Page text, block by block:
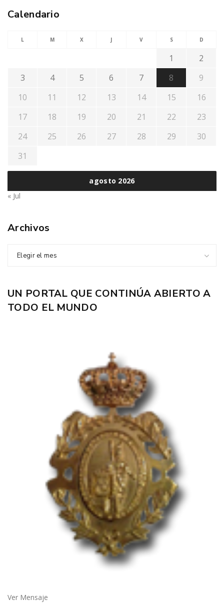
Calendario
agosto 2026
L M X J V S D
1
2
3
4 5 6 7 8
9
10
11 12 13 14 15
16
17
18 19 20 21 22
23
24
25 26 27 28 29
30
31
« Jul
Archivos
Elegir el mes
UN PORTAL QUE CONTINÚA ABIERTO A
TODO EL MUNDO
Ver Mensaje